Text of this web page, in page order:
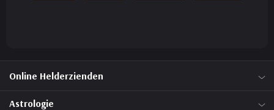
Online Helderzienden
Astrologie